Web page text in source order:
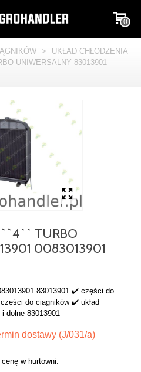
0
>
UKŁAD CHŁODZENIA
UNIWERSALNY 83013901
``4`` TURBO
0083013901
83013901 ✔️ części do
do ciągników ✔️ układ
dolne 83013901
dostawy (J/031/a)
w hurtowni.